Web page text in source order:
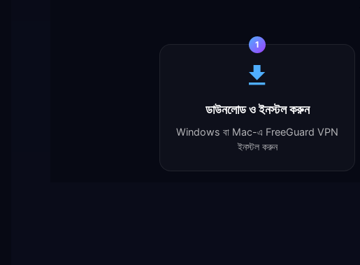
1
ডাউনলোড ও ইনস্টল করুন
Windows বা Mac-এ FreeGuard VPN
ইনস্টল করুন